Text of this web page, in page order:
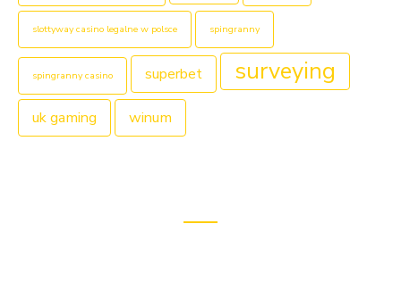
slottyway casino legalne w polsce spingranny
spingranny casino superbet surveying
uk gaming winum